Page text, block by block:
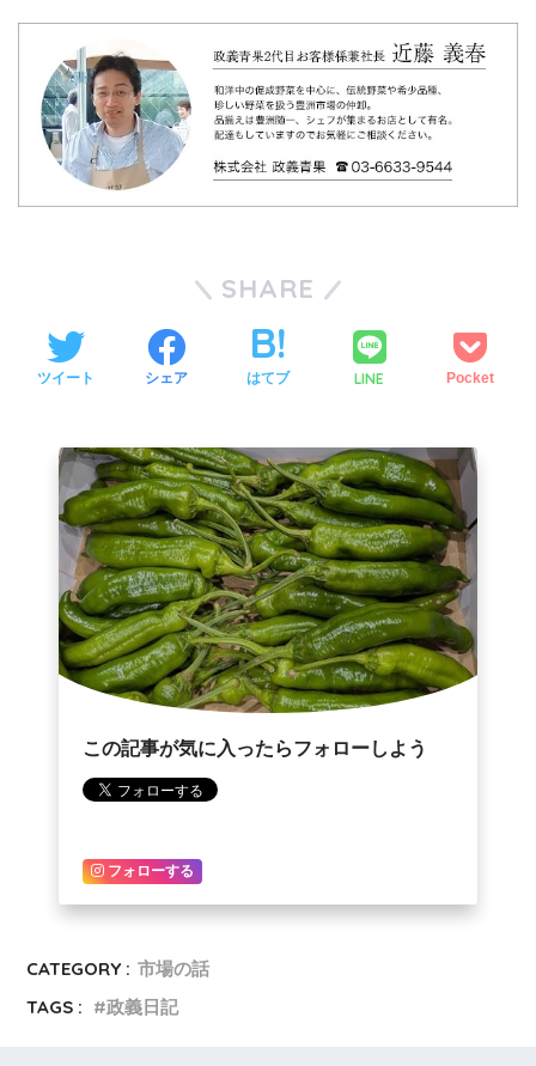
SHARE
ツイート シェア はてブ LINE Pocket
この記事が気に入ったらフォローしよう
フォローする
CATEGORY : 市場の話
TAGS :
政義日記